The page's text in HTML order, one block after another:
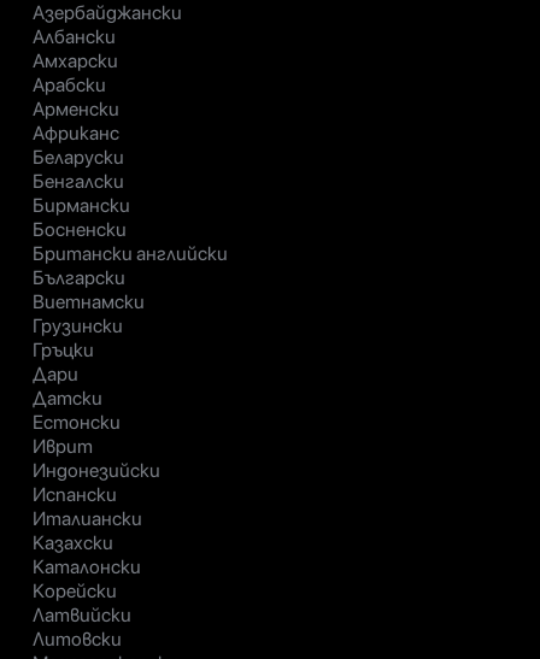
Азербайджански
Албански
Амхарски
Арабски
Арменски
Африканс
Беларуски
Бенгалски
Бирмански
Босненски
Британски английски
Български
Виетнамски
Грузински
Гръцки
Дари
Датски
Естонски
Иврит
Индонезийски
Испански
Италиански
Казахски
Каталонски
Корейски
Латвийски
Литовски